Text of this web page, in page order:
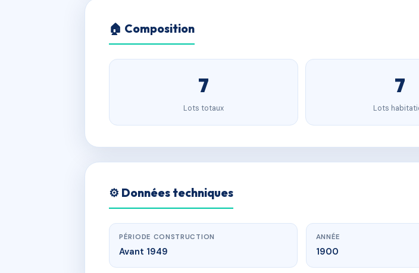
🏠 Composition
7
Lots totaux
7
Lots
⚙️ Données techniques
PÉRIODE CONSTRUCTION
Avant 1949
ANNÉE
1900